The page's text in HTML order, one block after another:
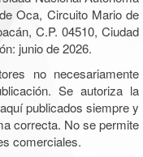
Oca, Circuito Mario de
C.P. 04510, Ciudad
junio de 2026.
no necesariamente
Se autoriza la
publicados siempre y
correcta. No se permite
comerciales.